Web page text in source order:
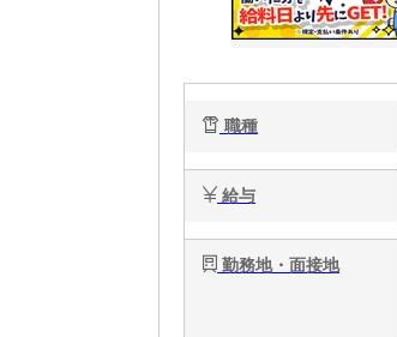
職種
給与
勤務地・面接地